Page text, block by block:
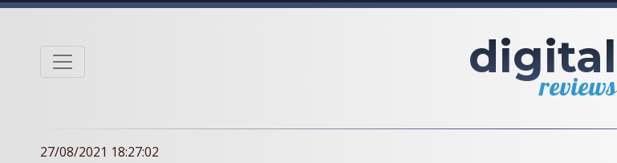
digital
reviews
27/08/2021 18:27:02